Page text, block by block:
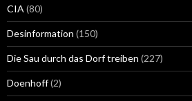
CIA (80)
Desinformation (150)
Die Sau durch das Dorf treiben (227)
Doenhoff(2)